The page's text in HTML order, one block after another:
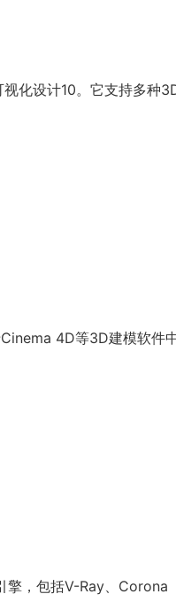
化设计10。它支持多种
4D等3D建模软件
擎，包括V-Ray、Corona